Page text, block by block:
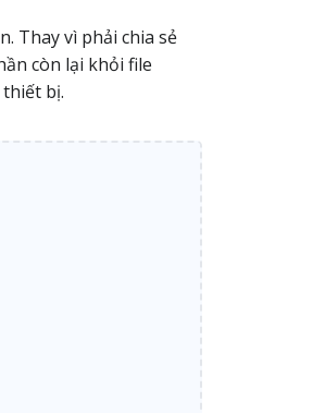
Thay vì phải chia sẻ
còn lại khỏi file
bị.